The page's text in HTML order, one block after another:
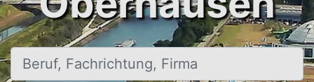
Beruf, Fachrichtung, Firma